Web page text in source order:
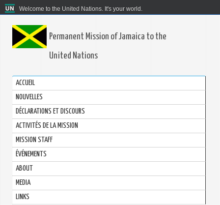
Welcome to the United Nations. It's your world.
Permanent Mission of Jamaica to the
United Nations
ACCUEIL
NOUVELLES
DÉCLARATIONS ET DISCOURS
ACTIVITÉS DE LA MISSION
MISSION STAFF
ÉVÉNEMENTS
ABOUT
MEDIA
LINKS